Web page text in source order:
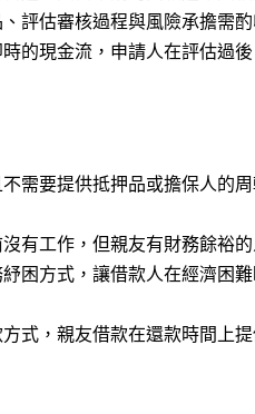
評估審核過程與風險承擔需酌
的現金流，申請人在評估過
需要提供抵押品或擔保人的
有工作，但親友有財務餘裕的
困方式，讓借款人在經濟困難
式，親友借款在還款時間上